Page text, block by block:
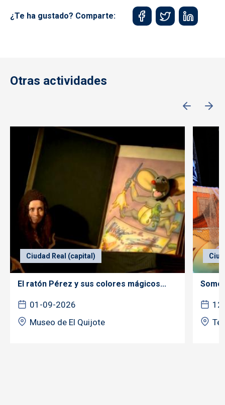
¿Te ha gustado? Comparte:
Otras actividades
Ciudad Real (capital)
El ratón Pérez y sus colores mágicos...
01-09-2026
Museo de El Quijote